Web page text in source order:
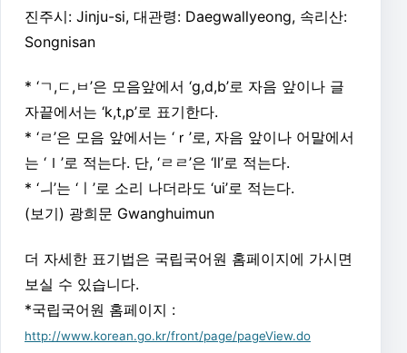
진주시: Jinju-si, 대관령: Daegwallyeong, 속리산:
Songnisan
* ‘ㄱ,ㄷ,ㅂ’은 모음앞에서 ‘g,d,b’로 자음 앞이나 글
자끝에서는 ‘k,t,p’로 표기한다.
* ‘ㄹ’은 모음 앞에서는 ‘ｒ’로, 자음 앞이나 어말에서
는 ‘ｌ’로 적는다. 단, ‘ㄹㄹ’은 ‘ll’로 적는다.
* ‘ㅢ’는 ‘ㅣ’로 소리 나더라도 ‘ui’로 적는다.
(보기) 광희문 Gwanghuimun
더 자세한 표기법은 국립국어원 홈페이지에 가시면
보실 수 있습니다.
*국립국어원 홈페이지 :
http://www.korean.go.kr/front/page/pageView.do